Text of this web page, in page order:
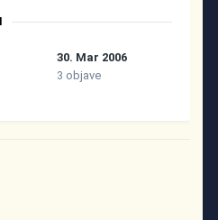
30. Mar 2006
3 objave